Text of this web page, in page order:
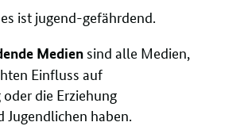
ist jugend-gefährdend.
Medien sind alle Medien,
Einfluss auf
die Erziehung
Jugendlichen haben.